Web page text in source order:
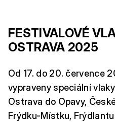
FESTIVALOVÉ
OSTRAVA 2025
Od 17. do 20. července
vypraveny speciální
Ostrava do Opavy,
Frýdku-Místku,